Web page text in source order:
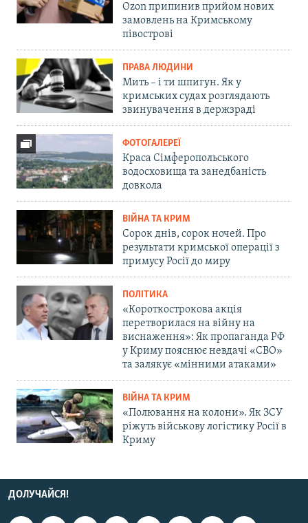
Ozon припинив прийом нових
замовлень на Кримському
півострові
ПРАВА ЛЮДИНИ
Мить – і ти шпигун. Як у
кримських судах розглядають
звинувачення в держзраді
ФОТОГАЛЕРЕЇ
Краса Сімферопольського
водосховища та занедбаність
довкола
ВІЙНА ТА КРИМ
Сорок днів, сорок ночей. Про
результати кримської операції з
примусу Росії до миру
ПОЛІТИКА
«Короткострокова акція
перетворилася на війну на
виснаження»: Як пропаганда РФ
у Криму пояснює невдачі «СВО»
та залякує «мінними атаками»
ВІЙНА ТА КРИМ
«Полювання на колони». Як ЗСУ
ріжуть військову логістику Росії в
Криму
ДОЛУЧАЙСЯ!